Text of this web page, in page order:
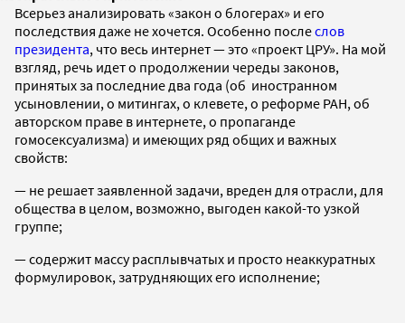
Всерьез анализировать «закон о блогерах» и его
последствия даже не хочется. Особенно послеслов
президента, что весь интернет — это «проект ЦРУ». На мой
взгляд, речь идет о продолжении череды законов,
принятых за последние два года (об иностранном
усыновлении, о митингах, о клевете, о реформе РАН, об
авторском праве в интернете, о пропаганде
гомосексуализма) и имеющих ряд общих и важных
свойств:
— не решает заявленной задачи, вреден для отрасли, для
общества в целом, возможно, выгоден какой-то узкой
группе;
— содержит массу расплывчатых и просто неаккуратных
формулировок, затрудняющих его исполнение;